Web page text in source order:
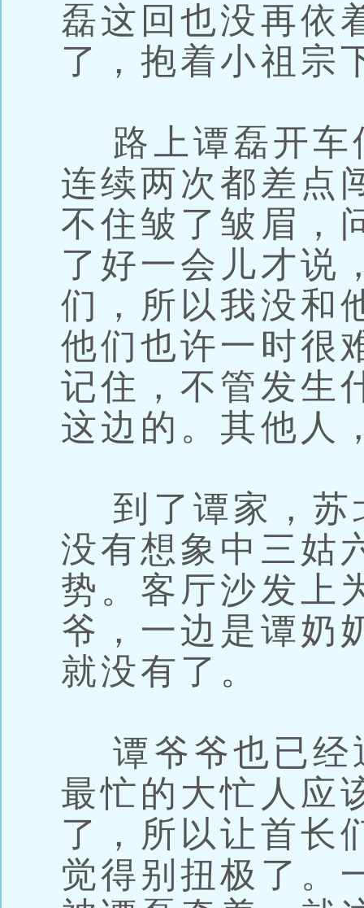
磊这回也没再依
了，抱着小祖宗
路上谭磊开车
连续两次都差点
不住皱了皱眉，
了好一会儿才说
们，所以我没和
他们也许一时很
记住，不管发生
这边的。其他人
到了谭家，苏
没有想象中三姑
势。客厅沙发上
爷，一边是谭奶
就没有了。
谭爷爷也已经
最忙的大忙人应
了，所以让首长
觉得别扭极了。